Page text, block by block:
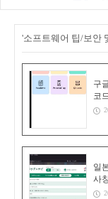
'소프트웨어 팁/보안
구
코
일
사